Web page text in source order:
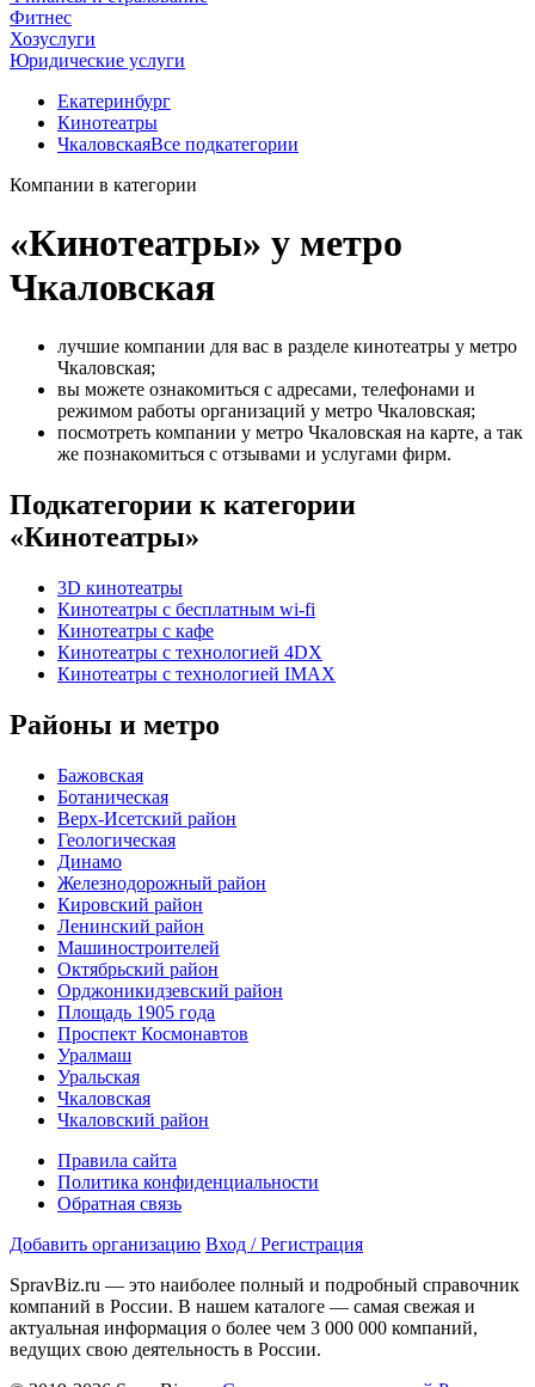
Фитнес
Хозуслуги
Юридические услуги
Екатеринбург
Кинотеатры
ЧкаловскаяВсе подкатегории
Компании в категории
«Кинотеатры» у метро
Чкаловская
лучшие компании для вас в разделе кинотеатры у метро
Чкаловская;
вы можете ознакомиться с адресами, телефонами и
режимом работы организаций у метро Чкаловская;
посмотреть компании у метро Чкаловская на карте, а так
же познакомиться с отзывами и услугами фирм.
Подкатегории к категории
«Кинотеатры»
3D кинотеатры
Кинотеатры с бесплатным wi-fi
Кинотеатры с кафе
Кинотеатры с технологией 4DX
Кинотеатры с технологией IMAX
Районы и метро
Бажовская
Ботаническая
Верх-Исетский район
Геологическая
Динамо
Железнодорожный район
Кировский район
Ленинский район
Машиностроителей
Октябрьский район
Орджоникидзевский район
Площадь 1905 года
Проспект Космонавтов
Уралмаш
Уральская
Чкаловская
Чкаловский район
Правила сайта
Политика конфиденциальности
Обратная связь
Добавить организацию Вход / Регистрация
SpravBiz.ru — это наиболее полный и подробный справочник
компаний в России. В нашем каталоге — самая свежая и
актуальная информация о более чем 3 000 000 компаний,
ведущих свою деятельность в России.